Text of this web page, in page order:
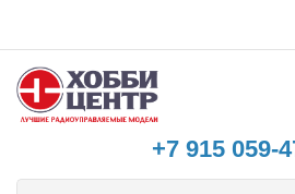
+7 915 059-